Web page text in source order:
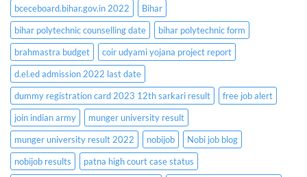
bceceboard.bihar.gov.in 2022
Bihar
bihar polytechnic counselling date
bihar polytechnic form
brahmastra budget
coir udyami yojana project report
d.el.ed admission 2022 last date
dummy registration card 2023 12th sarkari result
free job alert
join indian army
munger university result
munger university result 2022
nobijob
Nobi job blog
nobijob results
patna high court case status